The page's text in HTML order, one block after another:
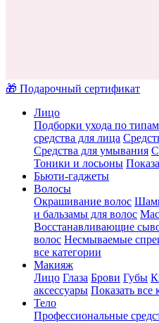
🎁 Подарочный сертификат
Лицо
Подборки ухода по
средства для лица
Средства для умывания
Тоники и лосьоны
Бьюти-гаджеты
Волосы
Окрашивание волос
и бальзамы для волос
Восстанавливающие
волос Несмываемые
все категории
Макияж
Лицо Глаза Брови Губы
аксессуары Показать все
Тело
Профессиональные